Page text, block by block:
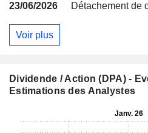
23/06/2026 Détachement de
Voir plus
Dividende / Action (DPA) -
Estimations des Analystes